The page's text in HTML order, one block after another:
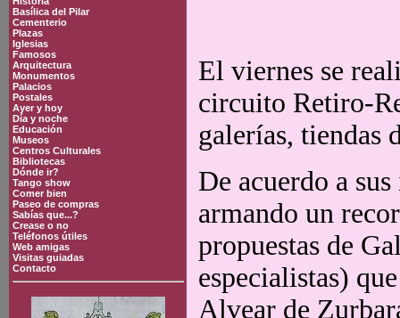
Basílica del Pilar
Cementerio
Plazas
Iglesias
Famosos
Arquitectura
Monumentos
Palacios
Postales
Ayer y hoy
Día y noche
Educación
Museos
Centros Culturales
Bibliotecas
Dónde ir?
Tango show
Comer bien
Paseo de compras
Sabías que...?
Crease o no
Teléfonos útiles
Web amigas
Visitas guiadas
Contacto
El viernes se
circuito Retiro-
galerías, tiendas
De acuerdo a
armando un
propuestas de
especialistas)
Alvear de